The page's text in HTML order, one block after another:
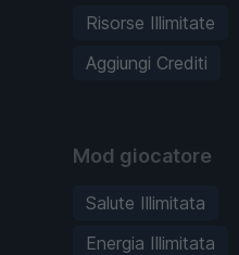
Risorse Illimitate
Aggiungi Crediti
Mod giocatore
Salute Illimitata
Energia Illimitata